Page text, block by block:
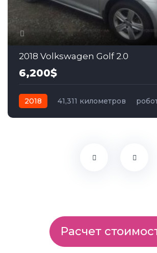
2018 Volkswagen Golf 2.0
6,200$
2018 41,311 километров
Расчет